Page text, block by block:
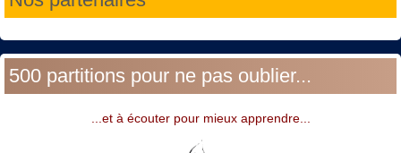
500 partitions pour ne pas oublier...
...et à écouter pour mieux apprendre...